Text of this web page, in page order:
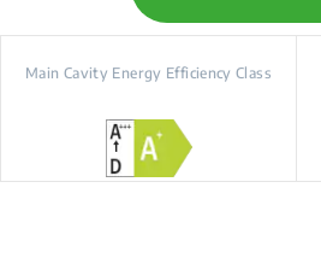
Main Cavity Energy Efficiency Class